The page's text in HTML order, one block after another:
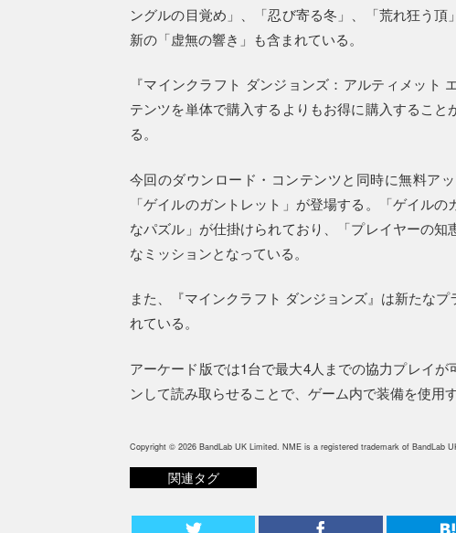
ングルの目覚め」、「忍び寄る冬」、「荒れ狂う
新の「虚無の響き」も含まれている。
『マインクラフト ダンジョンズ：アルティメット
テンツを単体で購入するよりもお得に購入するこ
る。
今回のダウンロード・コンテンツと同時に無料ア
「ゲイルのガントレット」が登場する。「ゲイル
なパズル」が仕掛けられており、「プレイヤーの
なミッションとなっている。
また、『マインクラフト ダンジョンズ』は新たな
れている。
アーケード版では1台で最大4人までの協力プレイ
ンして読み取らせることで、ゲーム内で装備を使用
Copyright © 2026 BandLab UK Limited. NME is a registered trademark of BandLab
関連タグ